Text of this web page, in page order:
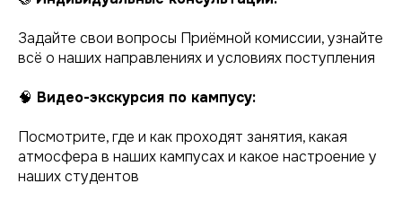
Задайте свои вопросы Приёмной комиссии, узнайте
всё о наших направлениях и условиях поступления
🧠 Видео-экскурсия по кампусу:
Посмотрите, где и как проходят занятия, какая
атмосфера в наших кампусах и какое настроение у
наших студентов